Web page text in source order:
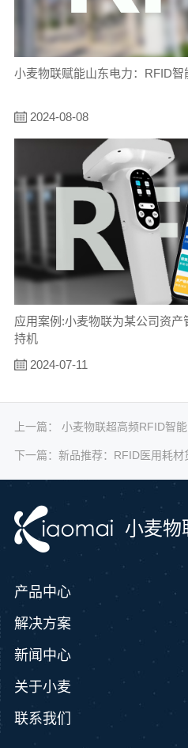
小麦物联赋能山东电力：RFID
2024-08-08
应用案例:小麦物联为某公司资
持机
2024-07-11
上一篇： 小麦物联超高频RFID智
下一篇： 新品推荐：RFID医用耗
小麦物
产品中心
解决方案
新闻中心
关于小麦
联系我们